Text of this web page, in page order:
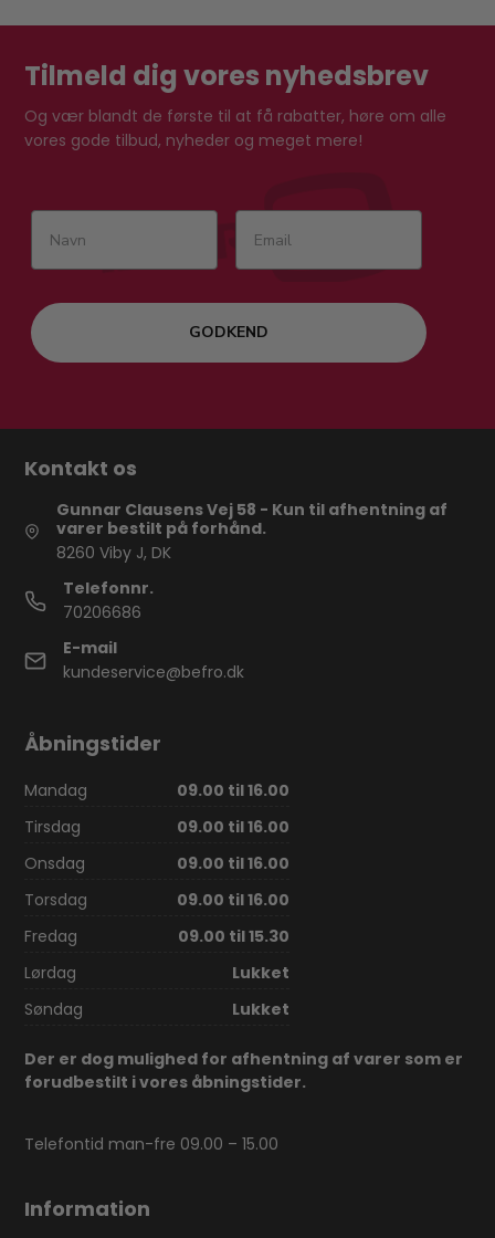
Tilmeld dig vores nyhedsbrev
Og vær blandt de første til at få rabatter, høre om alle
vores gode tilbud, nyheder og meget mere!
GODKEND
Kontakt os
Gunnar Clausens Vej 58 - Kun til afhentning af
varer bestilt på forhånd.
8260 Viby J, DK
Telefonnr.
70206686
E-mail
kundeservice@befro.dk
Åbningstider
Mandag
09.00 til 16.00
Tirsdag
09.00 til 16.00
Onsdag
09.00 til 16.00
Torsdag
09.00 til 16.00
Fredag
09.00 til 15.30
Lørdag
Lukket
Søndag
Lukket
Der er dog mulighed for afhentning af varer som er
forudbestilt i vores åbningstider.
Telefontid man-fre 09.00 – 15.00
Information